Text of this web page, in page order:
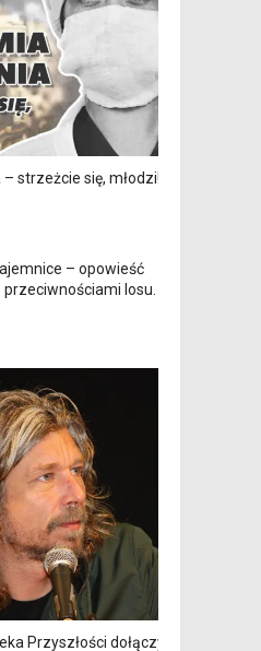
strzeżcie się, młodzi!
– opowieść
losu. Oraz
Przyszłości dołączył Karl